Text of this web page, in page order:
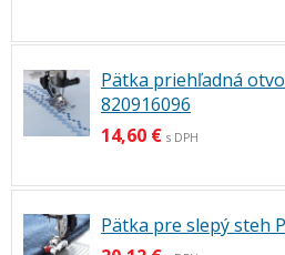
Pätka priehľadná
820916096
14,60 € s DPH
Pätka pre slepý steh